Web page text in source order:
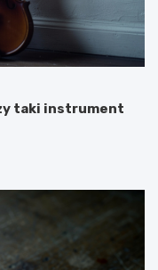
taki instrument